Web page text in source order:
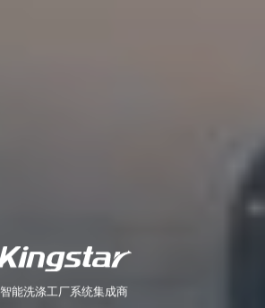
智能洗涤工厂系统集成商